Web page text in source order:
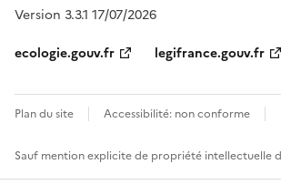
Version 3.3.1 17/07/2026
ecologie.gouv.fr
legifrance.gouv.fr
Plan du site Accessibilité: non conforme
Sauf mention explicite de propriété intellectuelle